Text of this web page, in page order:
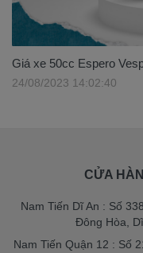
Giá xe 50cc Espero
24/08/2023 14:02:40
CỬA
Nam Tiến Dĩ An : Số
Đông Hòa,
Nam Tiến Quận 12 : Số